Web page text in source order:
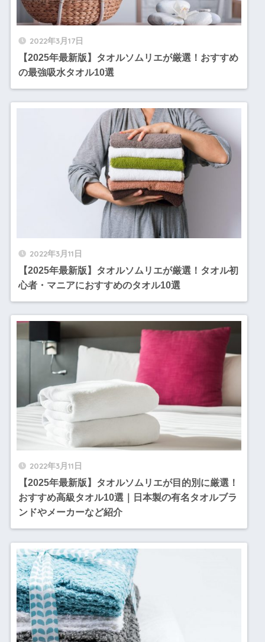
2022年3月17日
【2025年最新版】タオルソムリエが厳選！おすすめ
の最強吸水タオル10選
2022年3月11日
【2025年最新版】タオルソムリエが厳選！タオル初
心者・マニアにおすすめのタオル10選
2022年3月11日
【2025年最新版】タオルソムリエが目的別に厳選！
おすすめ高級タオル10選｜日本製の有名タオルブラ
ンドやメーカーなど紹介